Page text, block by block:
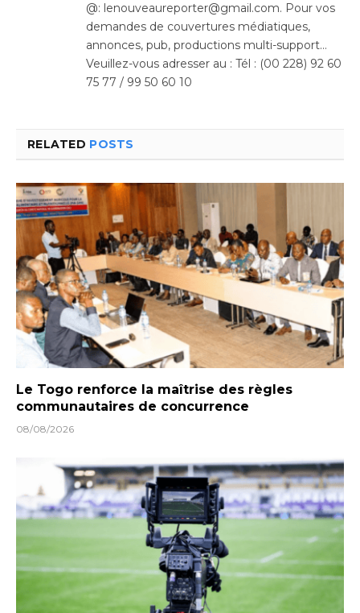
@: lenouveaureporter@gmail.com. Pour vos
demandes de couvertures médiatiques,
annonces, pub, productions multi-support…
Veuillez-vous adresser au : Tél : (00 228) 92 60
75 77 / 99 50 60 10
RELATED POSTS
Le Togo renforce la maîtrise des règles
communautaires de concurrence
08/08/2026